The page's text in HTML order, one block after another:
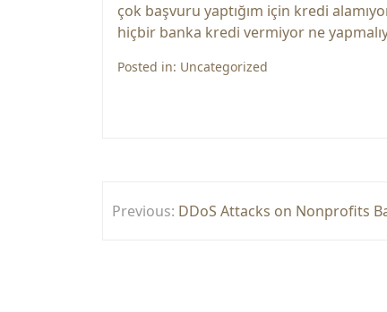
çok başvuru yaptığım için kredi
hiçbir banka kredi vermiyor ne
Posted in: Uncategorized
Yazı
Previous: DDoS Attacks on Nonprofits